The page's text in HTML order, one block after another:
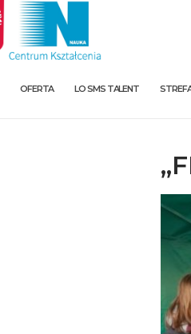
OFERTA LO SMS TALENT
Oferta